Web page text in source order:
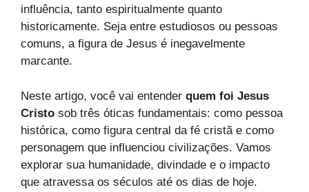
influência, tanto espiritualmente quanto
historicamente. Seja entre estudiosos ou pessoas
comuns, a figura de Jesus é inegavelmente
marcante.
Neste artigo, você vai entender quem foi Jesus
Cristo sob três óticas fundamentais: como pessoa
histórica, como figura central da fé cristã e como
personagem que influenciou civilizações. Vamos
explorar sua humanidade, divindade e o impacto
que atravessa os séculos até os dias de hoje.